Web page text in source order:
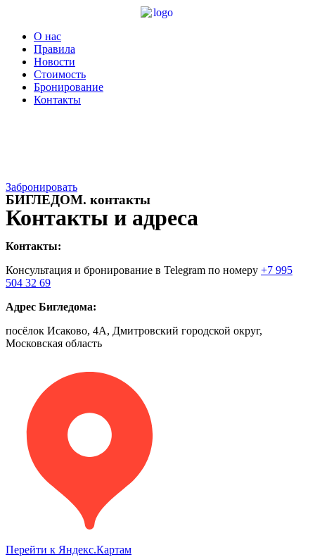
МенюО нас
Правила
Новости
Стоимость
Бронирование
Контакты
Забронировать
БИГЛЕДОМ. контакты
Контакты и адреса
Контакты:
Консультация и бронирование в Telegram по номеру +7 995
504 32 69
Адрес Бигледома:
посёлок Исаково, 4А, Дмитровский городской округ,
Московская область
Перейти к Яндекс.Картам